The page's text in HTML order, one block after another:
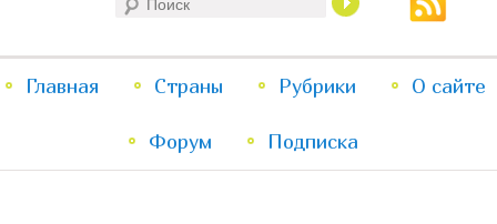
Traveliving
меню
Перейти
к
Перейти
к
Главная Страны Рубрики О сайте
Форум Подписка